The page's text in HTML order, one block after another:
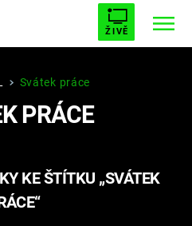
ŽIVĚ
PŘEMOŽITELKA UPÍRŮ
AVENGERS 5
Svátek práce
PRÁCE
KE ŠTÍTKU „SVÁTEK